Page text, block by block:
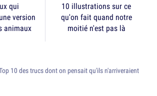
qui
version
animaux
10 illustrations sur ce
qu'on fait quand notre
moitié n'est pas là
10 des trucs dont on pensait qu'ils n'arriveraient